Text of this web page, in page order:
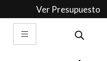
Ver Presupuesto